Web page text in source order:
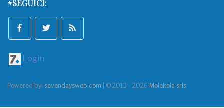
#SEGUICI:
Login
Powered by: sevendaysweb.com | © 2013 - 2026 Molekola srls